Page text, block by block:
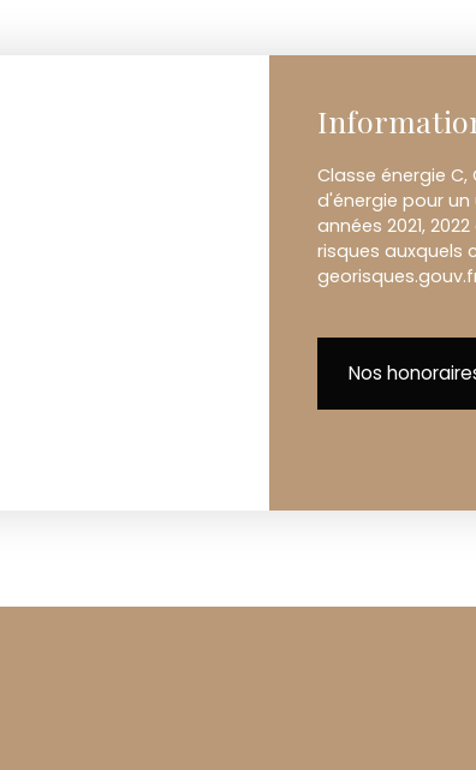
Classe énergie
d'énergie pour un
années 2021,
risques auxquels
Nos